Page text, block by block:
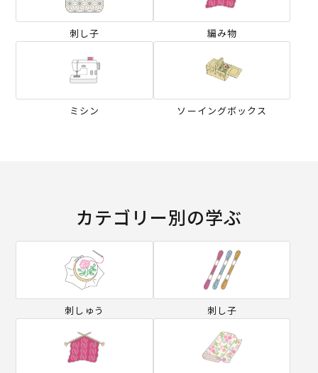
刺し子 編み物
ミシン ソーイングボックス
カテゴリー別の学ぶ
刺しゅう 刺し子